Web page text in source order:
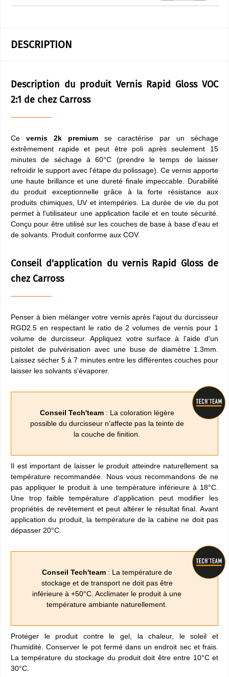
DESCRIPTION
Description du produit Vernis Rapid Gloss VOC
2:1 de chez Carross
Ce vernis 2k premiumse caractérise par un séchage
extrêmement rapide et peut être poli après seulement 15
minutes de séchage à 60°C (prendre le temps de laisser
refroidir le support avec l'étape du polissage). Ce vernis apporte
une haute brillance et une dureté finale impeccable. Durabilité
du produit exceptionnelle grâce à la forte résistance aux
produits chimiques, UV et intempéries. La durée de vie du pot
permet à l'utilisateur une application facile et en toute sécurité.
Conçu pour être utilisé sur les couches de base à base d'eau et
de solvants. Produit conforme aux COV.
Conseil d'application du vernis Rapid Gloss de
chez Carross
Penser à bien mélanger votre vernis après l'ajout du durcisseur
RGD2.5 en respectant le ratio de 2 volumes de vernis pour 1
volume de durcisseur. Appliquez votre surface à l'aide d'un
pistolet de pulvérisation avec une buse de diamètre 1.3mm.
Laissez sécher 5 à 7 minutes entre les différentes couches pour
laisser les solvants s'évaporer.
Conseil Tech'team: La coloration légère
possible du durcisseur n'affecte pas la teinte de
la couche de finition.
Il est important de laisser le produit atteindre naturellement sa
température recommandée. Nous vous recommandons de ne
pas appliquer le produit à une température inférieure à 18°C.
Une trop faible température d'application peut modifier les
propriétés de revêtement et peut altérer le résultat final. Avant
application du produit, la température de la cabine ne doit pas
dépasser 20°C.
Conseil Tech'team: La température de
stockage et de transport ne doit pas être
inférieure à +50°C. Acclimater le produit à une
température ambiante naturellement.
Protéger le produit contre le gel, la chaleur, le soleil et
l'humidité. Conserver le pot fermé dans un endroit sec et frais.
La température du stockage du produit doit être entre 10°C et
30°C.